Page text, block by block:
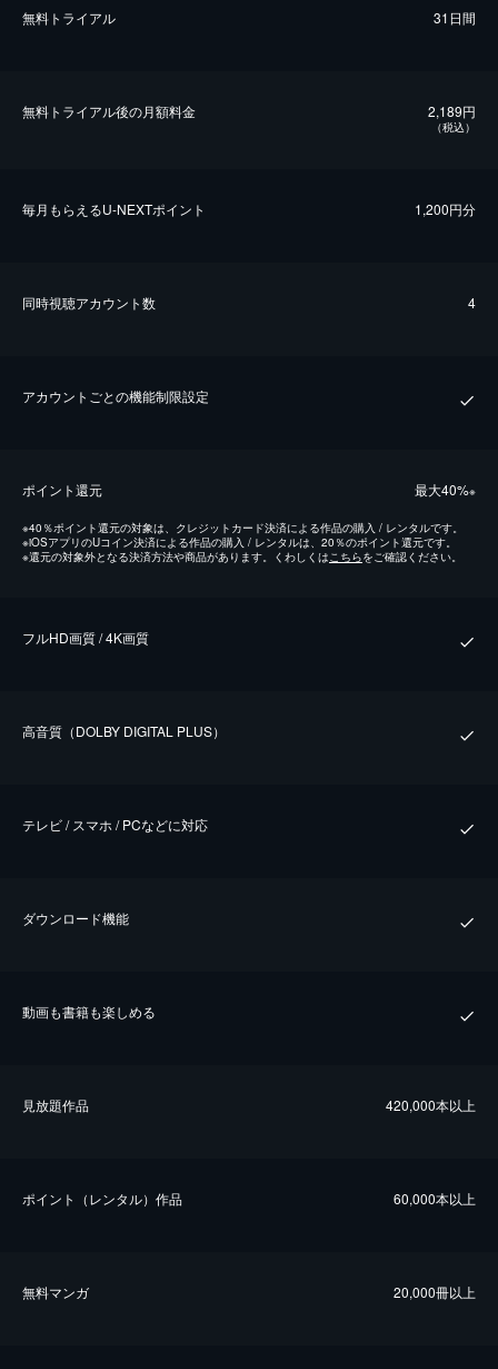
無料トライアル 31日間
無料トライアル後の⽉額料金 2,189円
（税込）
毎⽉もらえるU-NEXTポイント 1,200円分
同時視聴アカウント数 4
アカウントごとの機能制限設定
ポイント還元 最⼤40%※
※40％ポイント還元の対象は、クレジットカード決済による作品の購入 / レンタルです。
※iOSアプリのUコイン決済による作品の購入 / レンタルは、20％のポイント還元です。
※還元の対象外となる決済方法や商品があります。くわしくは こちらをご確認ください。
フルHD画質 / 4K画質
⾼⾳質（DOLBY DIGITAL PLUS）
テレビ / スマホ / PCなどに対応
ダウンロード機能
動画も書籍も楽しめる
⾒放題作品 420,000本以上
ポイント（レンタル）作品 60,000本以上
無料マンガ 20,000冊以上